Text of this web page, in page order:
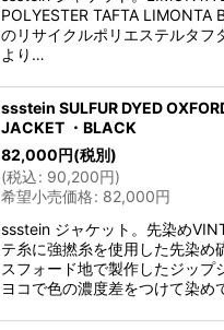
POLYESTER TAFTA LIMONTA
のリサイクルポリエステルタフ
より…
ssstein SULFUR DYED
JACKET ・BLACK
82,000円(税別)
(税込: 90,200円)
希望小売価格: 82,000円
ssstein ジャケット。先染め
テ糸に強撚糸を使用した先染め
スフォード地で製作したジップ
ヨコで色の濃度差をつけて染め